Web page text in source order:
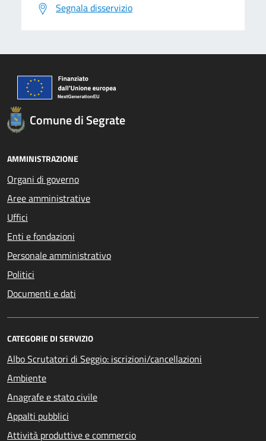
Segnala disservizio
Comune di Segrate
AMMINISTRAZIONE
Organi di governo
Aree amministrative
Uffici
Enti e fondazioni
Personale amministrativo
Politici
Documenti e dati
CATEGORIE DI SERVIZIO
Albo Scrutatori di Seggio: iscrizioni/cancellazioni
Ambiente
Anagrafe e stato civile
Appalti pubblici
Attività produttive e commercio